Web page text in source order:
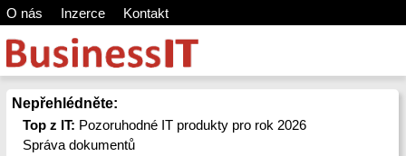
O nás Inzerce Kontakt
Nepřehlédněte:
Top z IT: Pozoruhodné IT produkty pro rok 2026
Správa dokumentů